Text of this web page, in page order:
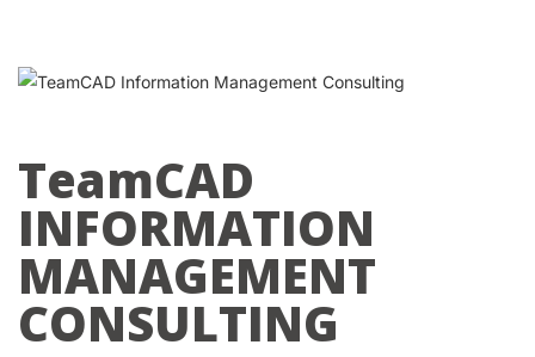
TeamCAD
INFORMATION
MANAGEMENT
CONSULTING